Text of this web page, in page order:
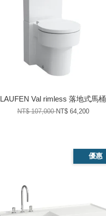
LAUFEN Val rimless 落地式馬桶
NT$ 107,000NT$ 64,200
優惠